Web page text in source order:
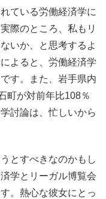
ている労働経済学に
際のところ、私もリ
いか、と思考するよ
よると、労働経済学
す。また、岩手県内
町が対前年比108％
討論は、忙しいから
とすべきなのかもし
学とリーガル博覧会
。熱心な彼女にとっ